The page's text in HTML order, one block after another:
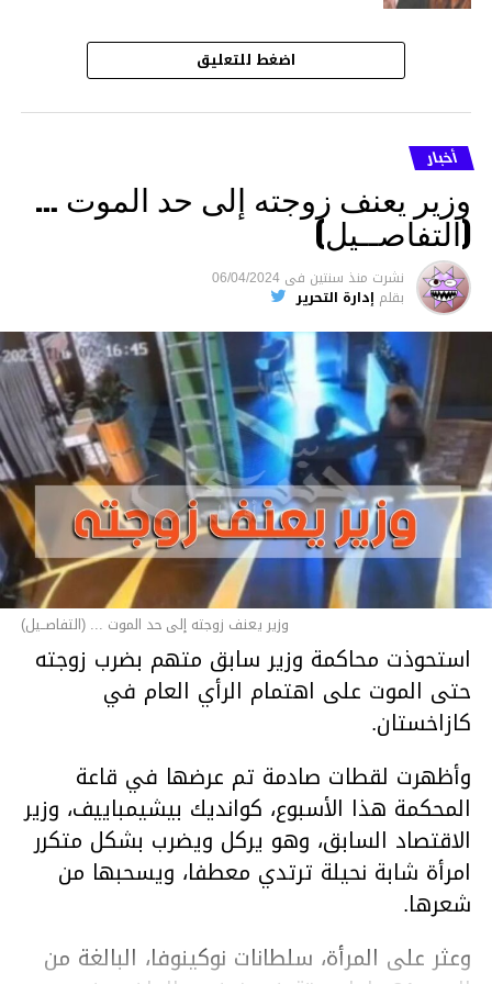
اضغط للتعليق
أخبار
وزير يعنف زوجته إلى حد الموت …
(التفاصــيل)
نشرت منذ سنتين فى 06/04/2024
بقلم إدارة التحرير
وزير يعنف زوجته إلى حد الموت ... (التفاصــيل)
استحوذت محاكمة وزير سابق متهم بضرب زوجته
حتى الموت على اهتمام الرأي العام في
كازاخستان.
وأظهرت لقطات صادمة تم عرضها في قاعة
المحكمة هذا الأسبوع، كوانديك بيشيمباييف، وزير
الاقتصاد السابق، وهو يركل ويضرب بشكل متكرر
امرأة شابة نحيلة ترتدي معطفا، ويسحبها من
شعرها.
وعثر على المرأة، سلطانات نوكينوفا، البالغة من